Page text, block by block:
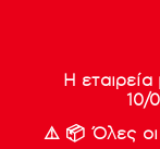
Η
10/
⚠️ 📦 Όλες οι